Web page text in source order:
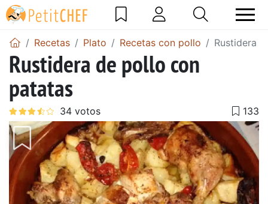
Recetas Plato Recetas con pollo Rustidera
Rustidera de pollo con
patatas